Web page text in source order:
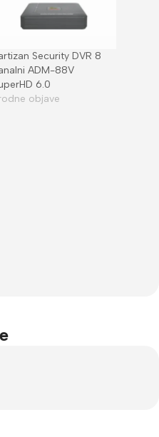
Security DVR 8
ADM-88V
6.0
objave